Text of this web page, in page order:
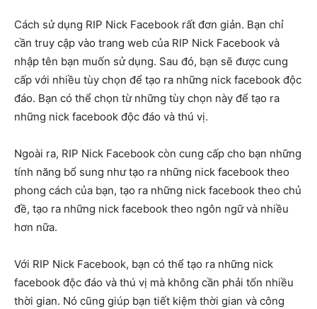
Cách sử dụng RIP Nick Facebook rất đơn giản. Bạn chỉ
cần truy cập vào trang web của RIP Nick Facebook và
nhập tên bạn muốn sử dụng. Sau đó, bạn sẽ được cung
cấp với nhiều tùy chọn để tạo ra những nick facebook độc
đáo. Bạn có thể chọn từ những tùy chọn này để tạo ra
những nick facebook độc đáo và thú vị.
Ngoài ra, RIP Nick Facebook còn cung cấp cho bạn những
tính năng bổ sung như tạo ra những nick facebook theo
phong cách của bạn, tạo ra những nick facebook theo chủ
đề, tạo ra những nick facebook theo ngôn ngữ và nhiều
hơn nữa.
Với RIP Nick Facebook, bạn có thể tạo ra những nick
facebook độc đáo và thú vị mà không cần phải tốn nhiều
thời gian. Nó cũng giúp bạn tiết kiệm thời gian và công